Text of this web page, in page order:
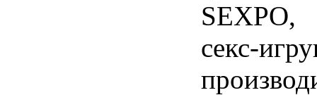
секс-